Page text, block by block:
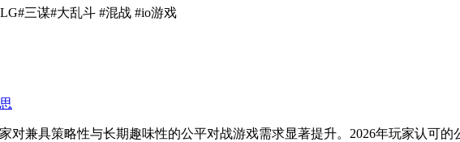
三谋#大乱斗 #混战 #io游戏
对兼具策略性与长期趣味性的公平对战游戏需求显著提升。2026年玩家认可